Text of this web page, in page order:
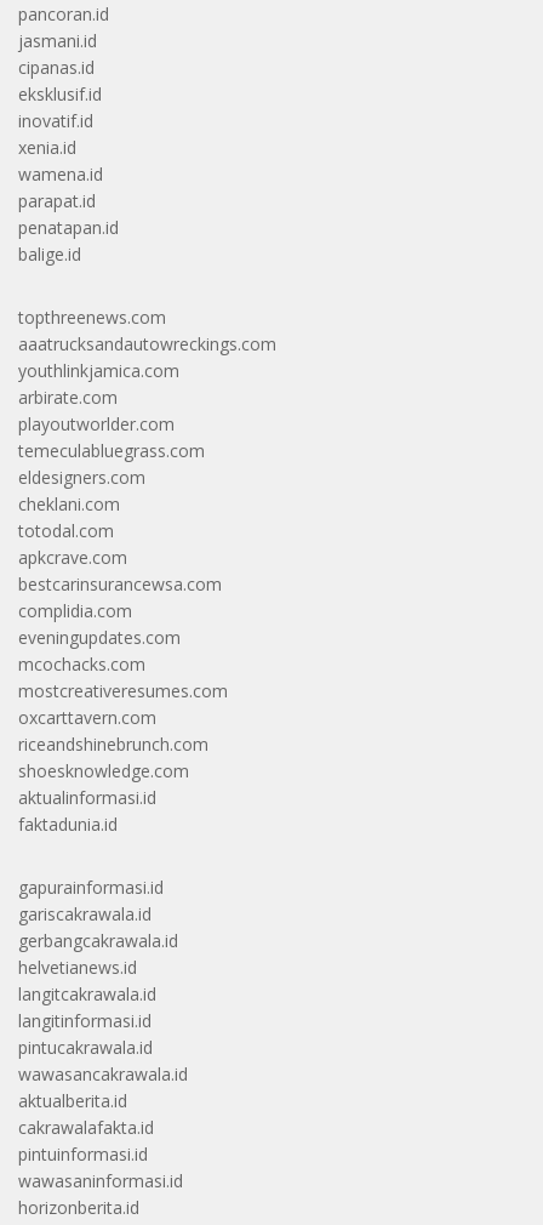
pancoran.id
jasmani.id
cipanas.id
eksklusif.id
inovatif.id
xenia.id
wamena.id
parapat.id
penatapan.id
balige.id
topthreenews.com
aaatrucksandautowreckings.com
youthlinkjamica.com
arbirate.com
playoutworlder.com
temeculabluegrass.com
eldesigners.com
cheklani.com
totodal.com
apkcrave.com
bestcarinsurancewsa.com
complidia.com
eveningupdates.com
mcochacks.com
mostcreativeresumes.com
oxcarttavern.com
riceandshinebrunch.com
shoesknowledge.com
aktualinformasi.id
faktadunia.id
gapurainformasi.id
gariscakrawala.id
gerbangcakrawala.id
helvetianews.id
langitcakrawala.id
langitinformasi.id
pintucakrawala.id
wawasancakrawala.id
aktualberita.id
cakrawalafakta.id
pintuinformasi.id
wawasaninformasi.id
horizonberita.id